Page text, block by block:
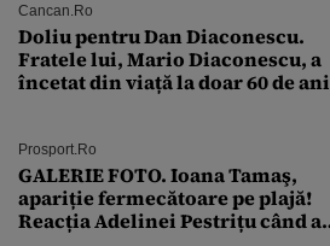
Cancan.ro
Doliu pentru Dan Diaconescu.
Fratele lui, Mario Diaconescu, a
încetat din viață la doar 60 de ani
Prosport.ro
GALERIE FOTO. Ioana Tamaş,
apariție fermecătoare pe plajă!
Reacția Adelinei Pestrițu când a